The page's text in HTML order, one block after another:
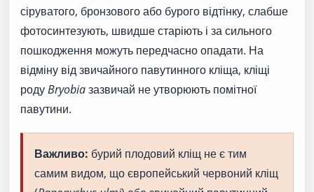
сіруватого, бронзового або бурого відтінку, слабше
фотосинтезують, швидше старіють і за сильного
пошкодження можуть передчасно опадати. На
відміну від звичайного павутинного кліща, кліщі
родуBryobiaзазвичай не утворюють помітної
павутини.
Важливо: бурий плодовий кліщ не є тим
самим видом, що європейський червоний кліщ